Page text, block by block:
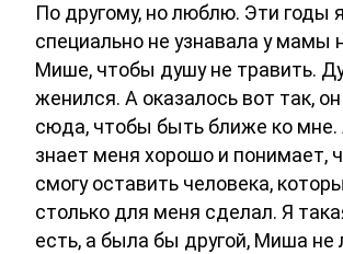
По другому, но люблю. Эти годы я
специально не узнавала у мамы
Мише, чтобы душу не травить.
женился. А оказалось вот так,
сюда, чтобы быть ближе ко мне.
знает меня хорошо и понимает,
смогу оставить человека,
столько для меня сделал. Я
есть, а была бы другой, Миша не